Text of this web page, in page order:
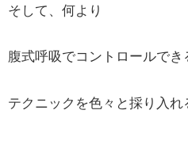
そして、何より
腹式呼吸でコントロールでき
テクニックを色々と採り入れ